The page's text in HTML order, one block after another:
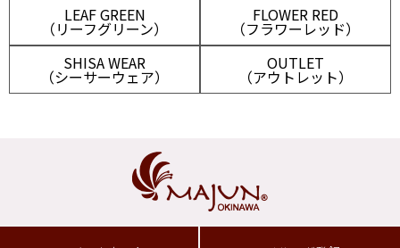
LEAF GREEN
（リーフグリーン）
FLOWER RED
（フラワーレッド）
SHISA WEAR
（シーサーウェア）
OUTLET
（アウトレット）